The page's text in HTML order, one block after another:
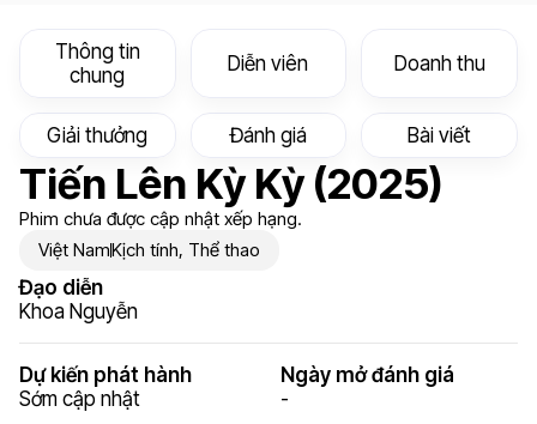
Thông tin
chung
Diễn viên Doanh thu
Giải thưởng Đánh giá Bài viết
Tiến Lên Kỳ Kỳ (2025)
Phim chưa được cập nhật xếp hạng.
Việt NamKịch tính, Thể thao
Đạo diễn
Khoa Nguyễn
Dự kiến phát hành
Sớm cập nhật
Ngày mở đánh giá
-